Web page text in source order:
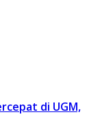
di UGM,